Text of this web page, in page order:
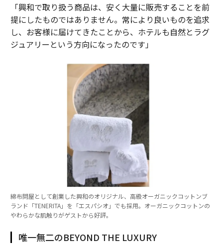
「興和で取り扱う商品は、安く大量に販売することを前
提にしたものではありません。常により良いものを追求
し、お客様に届けてきたことから、ホテルも自然とラグ
ジュアリーという方向になったのです」
綿布問屋として創業した興和のオリジナル、高級オーガニックコットンブ
ランド「TENERITA」を「エスパシオ」でも採用。オーガニックコットンの
やわらかな肌触りがゲストから好評。
唯一無二のBEYOND THE LUXURY